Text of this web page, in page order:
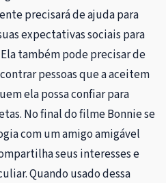
precisará de ajuda para
expectativas sociais para
também pode precisar de
pessoas que a aceitem
ela possa confiar para
No final do filme Bonnie se
com um amigo amigável
seus interesses e
Quando usado dessa